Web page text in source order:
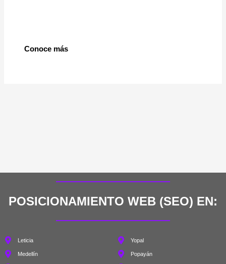
Conoce más
POSICIONAMIENTO WEB (SEO) EN:
Leticia
Medellín
Yopal
Popayán